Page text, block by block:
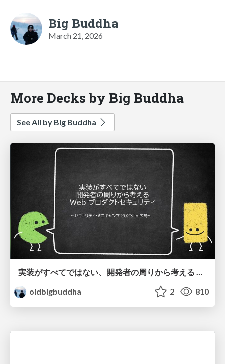
Big Buddha
March 21, 2026
More Decks by Big Buddha
See All by Big Buddha
実装がすべてではない、開発者の周りから考える Web プロダクトセキュリティ
oldbigbuddha
2 810